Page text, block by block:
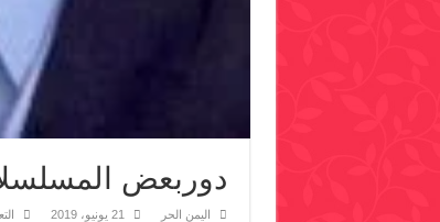
دوربعض
اليمن الحر 21 يونيو، 2019